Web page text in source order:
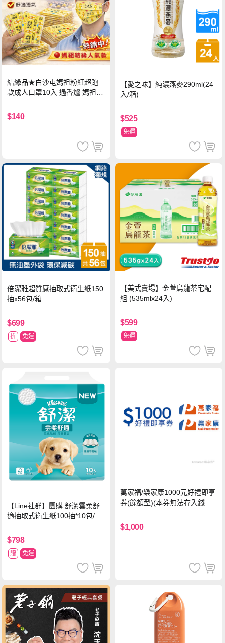
結緣品★白沙屯媽祖粉紅超跑
款成人口罩10入 過香爐 媽祖加
$140
【愛之味】純濃燕麥290ml(24
入/箱)
$525
免運
倍潔雅超質感抽取式衛生紙150
抽x56包/箱
$699
折 免運
【美式賣場】金萱烏龍茶宅配
組 (535mlx24入)
$599
免運
【Line社群】團購 舒潔雲柔舒
適抽取式衛生紙100抽*10包/6
$798
贈 免運
萬家福/樂家康1000元好禮即享
券(餘額型)(本券無法存入錢包
$1,000